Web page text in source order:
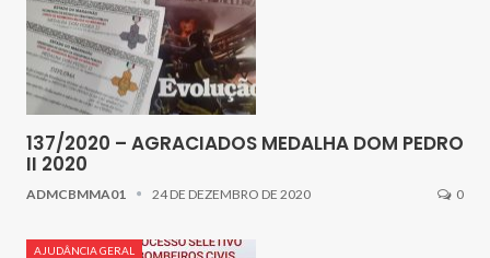
137/2020 – AGRACIADOS MEDALHA DOM PEDRO
II 2020
ADMCBMMA01 24 DE DEZEMBRO DE 2020 0
AJUDÂNCIA GERAL